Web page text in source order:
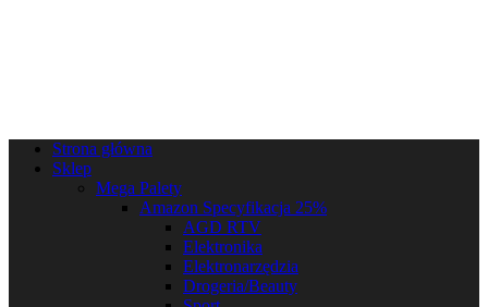
Strona główna
Sklep
Mega Palety
Amazon Specyfikacja 25%
AGD RTV
Elektronika
Elektronarzędzia
Drogeria/Beauty